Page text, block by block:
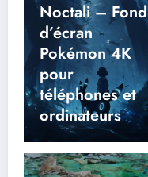
Noctali – Fond
d’écran
Pokémon 4K
pour
téléphones et
ordinateurs